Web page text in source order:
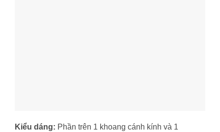
Kiểu dáng: Phần trên 1 khoang cánh kính và 1